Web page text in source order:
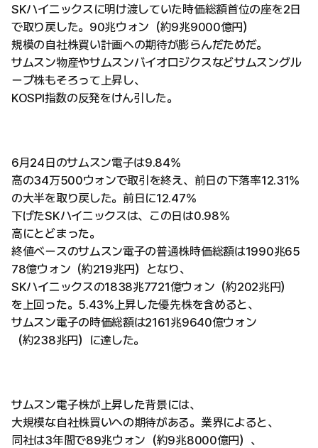
SKハイニックスに明け渡していた時価総額首位の座を2日
で取り戻した。90兆ウォン（約9兆9000億円）
規模の自社株買い計画への期待が膨らんだためだ。
サムスン物産やサムスンバイオロジクスなどサムスングル
ープ株もそろって上昇し、
KOSPI指数の反発をけん引した。
6月24日のサムスン電子は9.84%
高の34万500ウォンで取引を終え、前日の下落率12.31%
の大半を取り戻した。前日に12.47%
下げたSKハイニックスは、この日は0.98%
高にとどまった。
終値ベースのサムスン電子の普通株時価総額は1990兆65
78億ウォン（約219兆円）となり、
SKハイニックスの1838兆7721億ウォン（約202兆円）
を上回った。5.43%上昇した優先株を含めると、
サムスン電子の時価総額は2161兆9640億ウォン
（約238兆円）に達した。
サムスン電子株が上昇した背景には、
大規模な自社株買いへの期待がある。業界によると、
同社は3年間で89兆ウォン（約9兆8000億円）、